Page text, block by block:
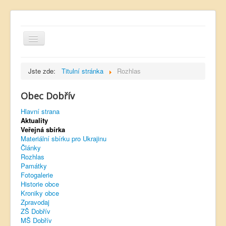
Kontakt
Úřední deska
Dobřívský zpravodaj
Rozhlas
Sokol Dobřív
Ubytování
Obec Pavlovsko
Jste zde: Titulní stránka Rozhlas
Obec Dobřív
Hlavní strana
Aktuality
Veřejná sbírka
Materiální sbírku pro Ukrajinu
Články
Rozhlas
Památky
Fotogalerie
Historie obce
Kroniky obce
Zpravodaj
ZŠ Dobřív
MŠ Dobřív